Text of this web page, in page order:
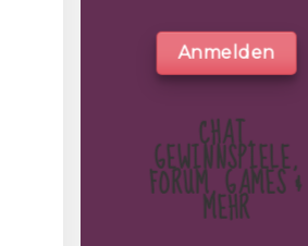
Anmelden
CHAT,
GEWINNSPIELE,
FORUM, GAMES &
MEHR